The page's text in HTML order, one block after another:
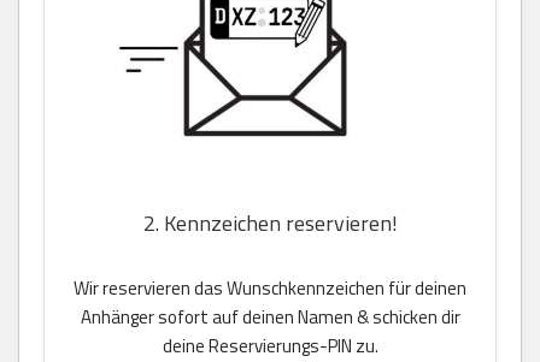
2. Kennzeichen reservieren!
Wir reservieren das Wunschkennzeichen für deinen
Anhänger sofort auf deinen Namen & schicken dir
deine Reservierungs-PIN zu.